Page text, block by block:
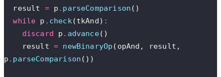
  result
= p . parseComparison ()
  while
p . check (tkAnd) :
    discard
p . advance()
    result
= newBinaryOp (opAnd, result,
p . parseComparison ())